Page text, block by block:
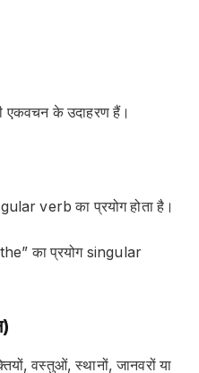
एकवचन के उदाहरण हैं।
verb का प्रयोग होता है।
का प्रयोग singular
वस्तुओं, स्थानों, जानवरों या